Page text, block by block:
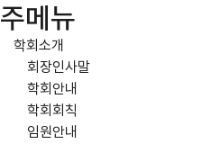
주메뉴
학회소개
회장인사말
학회안내
학회회칙
임원안내